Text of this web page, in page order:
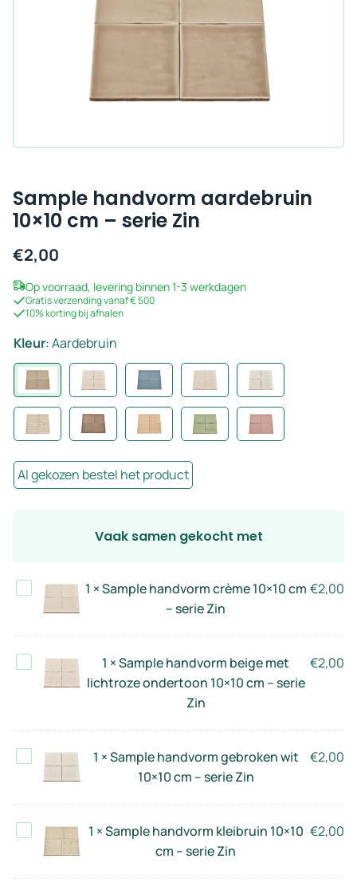
Sample handvorm aardebruin
10×10 cm – serie Zin
€2,00
Op voorraad, levering binnen 1-3 werkdagen
Gratis verzending vanaf € 500
10% korting bij afhalen
Kleur:Aardebruin
Al gekozen bestel het product
Vaak samen gekocht met
Sample
handvorm
cm
–
Zin
1 ×Sample handvorm crème 10×10 cm
– serie Zin
€2,00
Sample
handvorm
ondertoon
10×10
cm
serie
Zin
1 ×Sample handvorm beige met
lichtroze ondertoon 10×10 cm – serie
Zin
€2,00
Sample
handvorm
10×10
cm
–
1 ×Sample handvorm gebroken wit
10×10 cm – serie Zin
€2,00
Sample
handvorm
1 ×Sample handvorm kleibruin 10×10
cm – serie Zin
€2,00